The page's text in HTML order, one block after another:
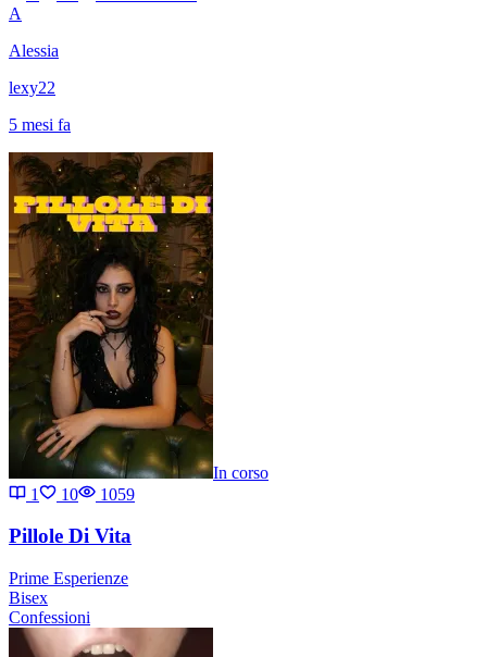
A
Alessia
lexy22
5 mesi fa
In corso
1
10 1059
Pillole Di Vita
Prime Esperienze
Bisex
Confessioni